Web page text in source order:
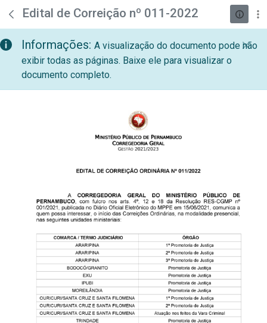
Pular para o Conteúdo principal
teste descricao
Edital de Correição nº 011-2022
Informações: A visualização do documento pode não
exibir todas as páginas. Baixe ele para visualizar o
documento completo.